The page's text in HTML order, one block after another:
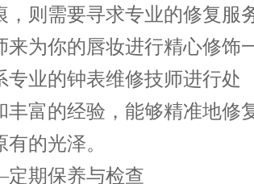
则需要寻求专业的修复服
来为你的唇妆进行精心修饰
业的钟表维修技师进行处
富的经验，能够精准地修
的光泽。
期保养与检查